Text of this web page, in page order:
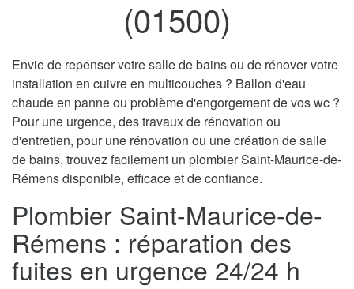
(01500)
Envie de repenser votre salle de bains ou de rénover votre
installation en cuivre en multicouches ? Ballon d'eau
chaude en panne ou problème d'engorgement de vos wc ?
Pour une urgence, des travaux de rénovation ou
d'entretien, pour une rénovation ou une création de salle
de bains, trouvez facilement un plombier Saint-Maurice-de-
Rémens disponible, efficace et de confiance.
Plombier Saint-Maurice-de-
Rémens : réparation des
fuites en urgence 24/24 h